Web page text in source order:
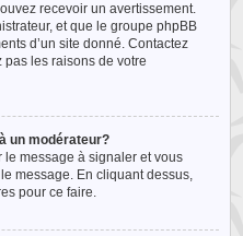
recevoir un avertissement.
et que le groupe phpBB
d’un site donné. Contactez
pas les raisons de votre
un modérateur?
le message à signaler et vous
message. En cliquant dessus,
pour ce faire.